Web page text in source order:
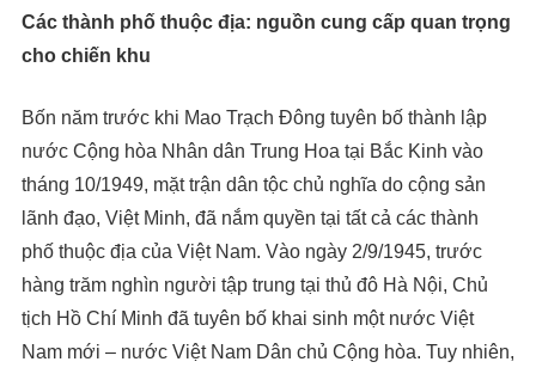
Các thành phố thuộc địa: nguồn cung cấp quan trọng
cho chiến khu
Bốn năm trước khi Mao Trạch Đông tuyên bố thành lập
nước Cộng hòa Nhân dân Trung Hoa tại Bắc Kinh vào
tháng 10/1949, mặt trận dân tộc chủ nghĩa do cộng sản
lãnh đạo, Việt Minh, đã nắm quyền tại tất cả các thành
phố thuộc địa của Việt Nam. Vào ngày 2/9/1945, trước
hàng trăm nghìn người tập trung tại thủ đô Hà Nội, Chủ
tịch Hồ Chí Minh đã tuyên bố khai sinh một nước Việt
Nam mới – nước Việt Nam Dân chủ Cộng hòa. Tuy nhiên,